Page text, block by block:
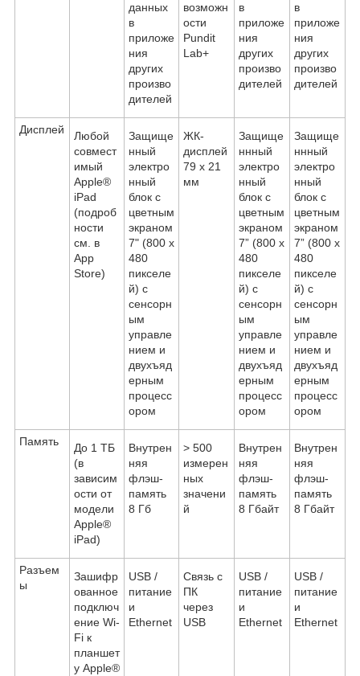
данных
в
приложе
ния
других
произво
дителей
возможн
ости
Pundit
Lab+
в
приложе
ния
других
произво
дителей
в
приложе
ния
других
произво
дителей
Дисплей
Любой
совмест
имый
Apple®
iPad
(подроб
ности
см. в
App
Store)
Защище
нный
электро
нный
блок с
цветным
экраном
7" (800 x
480
пикселе
й) c
сенсорн
ым
управле
нием и
двухъяд
ерным
процесс
ором
ЖК-
дисплей
79 x 21
мм
Защище
ннный
электро
нный
блок с
цветным
экраном
7” (800 x
480
пикселе
й) с
сенсорн
ым
управле
нием и
двухъяд
ерным
процесс
ором
Защище
ннный
электро
нный
блок с
цветным
экраном
7” (800 x
480
пикселе
й) с
сенсорн
ым
управле
нием и
двухъяд
ерным
процесс
ором
Память
До 1 ТБ
(в
зависим
ости от
модели
Apple®
iPad)
Внутрен
няя
флэш-
память
8 Гб
> 500
измерен
ных
значени
й
Внутрен
няя
флэш-
память
8 Гбайт
Внутрен
няя
флэш-
память
8 Гбайт
Разъем
ы
Зашифр
ованное
подключ
ение Wi-
Fi к
планшет
у Apple®
USB /
питание
и
Ethernet
Связь с
ПК
через
USB
USB /
питание
и
Ethernet
USB /
питание
и
Ethernet